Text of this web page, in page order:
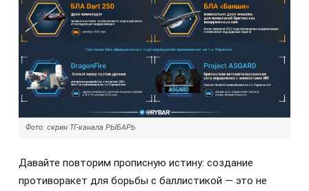
Фото: скрин ТГ-канала РЫБАРЬ
Давайте повторим прописную истину: создание
противоракет для борьбы с баллистикой — это не